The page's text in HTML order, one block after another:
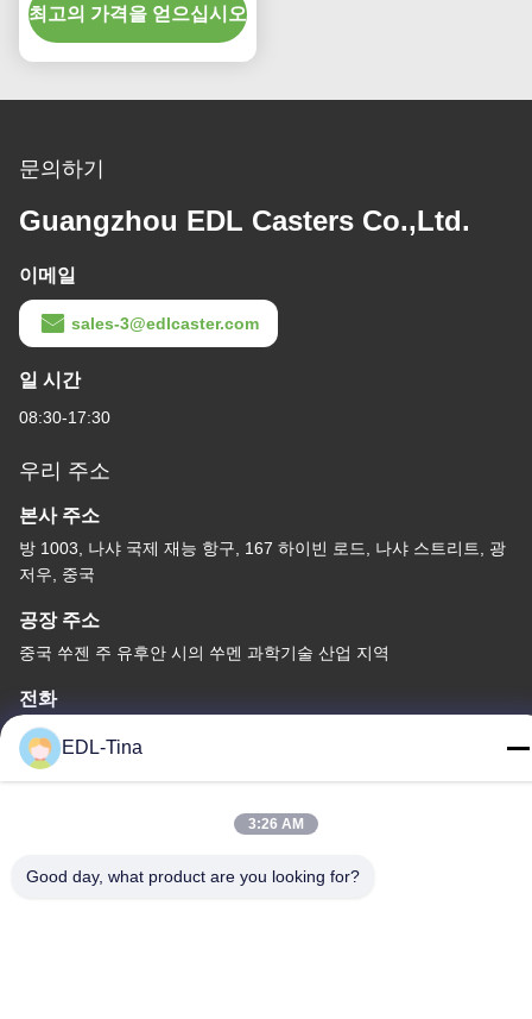
최고의 가격을 얻으십시오
문의하기
Guangzhou EDL Casters Co.,Ltd.
이메일
sales-3@edlcaster.com
일 시간
08:30-17:30
우리 주소
본사 주소
방 1003, 나샤 국제 재능 항구, 167 하이빈 로드, 나샤 스트리트, 광
저우, 중국
공장 주소
중국 쑤젠 주 유후안 시의 쑤멘 과학기술 산업 지역
전화
86--17701960455
중국 좋은 품질 산업적 캐스터휠 공급업체. 저작권 © -2026
EDL-Tina
3:26 AM
Good day, what product are you looking for?